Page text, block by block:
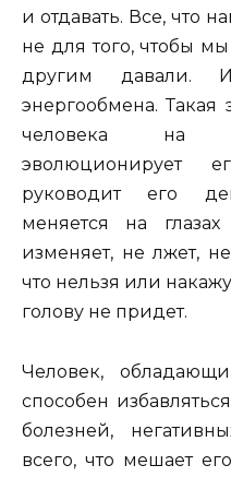
и отдавать. Все, что
не для того, чтобы
другим давали.
энергообмена. Такая
человека на
эволюционирует
руководит его
меняется на
изменяет, не лжет,
что нельзя или
голову не придет.
Человек,
способен
болезней,
всего, что мешает